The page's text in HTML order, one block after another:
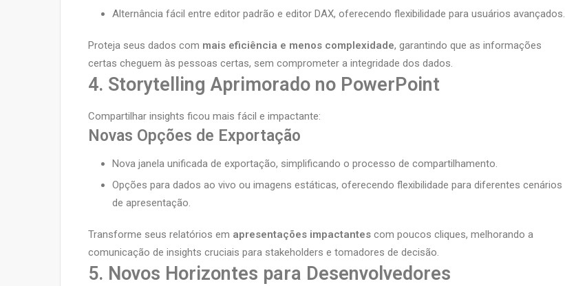
Alternância fácil entre editor padrão e editor DAX, oferecendo flexibilidade para usuários avançados.
Proteja seus dados com mais eficiência e menos complexidade, garantindo que as informações
certas cheguem às pessoas certas, sem comprometer a integridade dos dados.
4. Storytelling Aprimorado no PowerPoint
Compartilhar insights ficou mais fácil e impactante:
Novas Opções de Exportação
Nova janela unificada de exportação, simplificando o processo de compartilhamento.
Opções para dados ao vivo ou imagens estáticas, oferecendo flexibilidade para diferentes cenários
de apresentação.
Transforme seus relatórios em apresentações impactantes com poucos cliques, melhorando a
comunicação de insights cruciais para stakeholders e tomadores de decisão.
5. Novos Horizontes para Desenvolvedores